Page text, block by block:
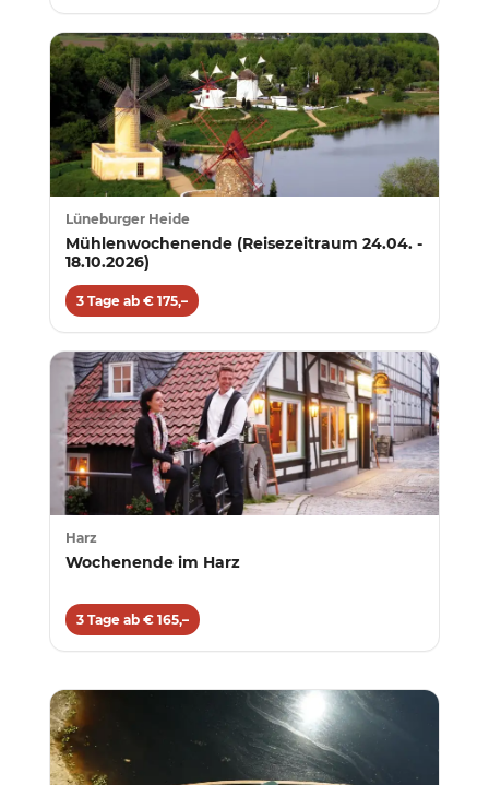
Lüneburger Heide
Mühlenwochenende (Reisezeitraum 24.04. -
18.10.2026)
3 Tage ab € 175,–
Harz
Wochenende im Harz
3 Tage ab € 165,–